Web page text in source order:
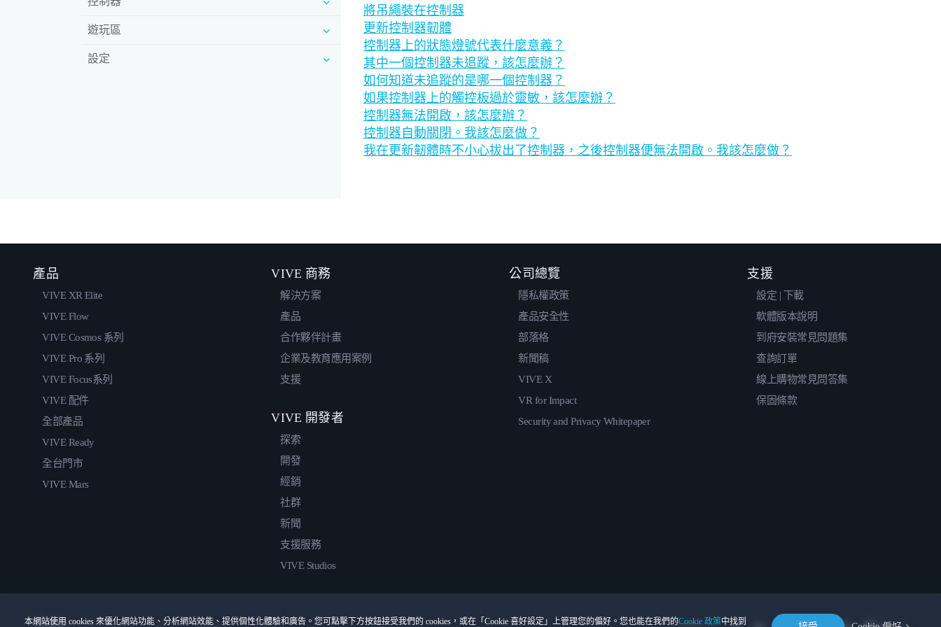
遊玩區
設定
將吊繩裝在控制器
更新控制器韌體
控制器上的狀態燈號代表什麼意義？
其中一個控制器未追蹤，該怎麼辦？
如何知道未追蹤的是哪一個控制器？
如果控制器上的觸控板過於靈敏，該怎麼辦？
控制器無法開啟，該怎麼辦？
控制器自動關閉。我該怎麼做？
我在更新韌體時不小心拔出了控制器，之後控制器便無法開啟。我該怎麼做？
本網站使用 cookies 來優化網站功能、分析網站效能、提供個性化體驗和廣告。您可點擊下方按鈕接受我們的 cookies，或在「Cookie 喜好設定」上管理您的偏好。您也能在我們的Cookie 政策中找到
產品
VIVE XR Elite
VIVE Flow
VIVE Cosmos 系列
VIVE Pro 系列
VIVE Focus系列
VIVE 配件
全部產品
VIVE Ready
全台門市
VIVE Mars
VIVE 商務
解決方案
產品
合作夥伴計畫
企業及教育應用案例
支援
VIVE 開發者
探索
開發
經銷
社群
新聞
支援服務
VIVE Studios
公司總覽
隱私權政策
產品安全性
部落格
新聞稿
VIVE X
VR for Impact
Security and Privacy Whitepaper
支援
設定 | 下載
軟體版本說明
到府安裝常見問題集
查詢訂單
線上購物常見問答集
保固條款